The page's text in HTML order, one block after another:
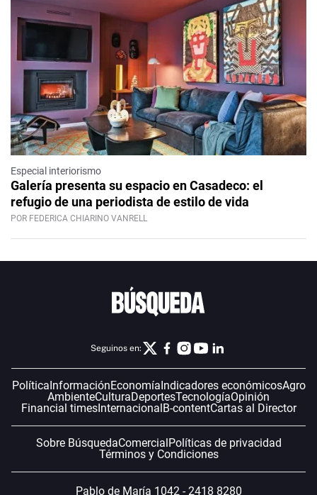
Especial interiorismo
Galería presenta su espacio en Casadeco: el
refugio de una periodista de estilo de vida
POR FEDERICA CHIARINO VANRELL
Seguinos en:
PolíticaInformaciónEconomíaIndicadores económicosAgro
AmbienteCulturaDeportesTecnologíaOpinión
Financial timesInternacionalB-contentCartas al Director
Sobre BúsquedaComercialPolíticas de privacidad
Términos y Condiciones
Pablo de María 1042 - 2418 8280